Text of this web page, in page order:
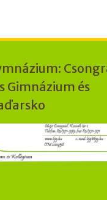
Gimnázium és